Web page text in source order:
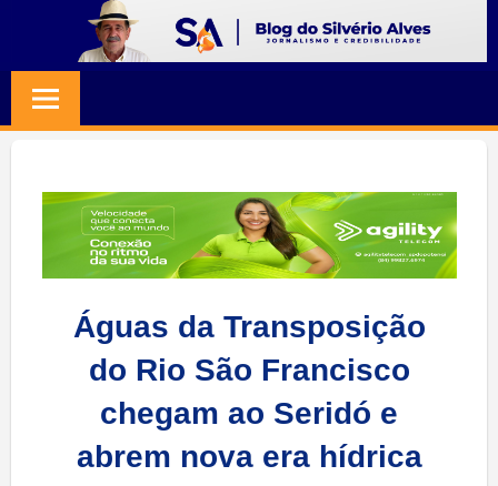
content
SILVERIO
ALVES
Jornalismo
Credibilidade
Águas da Transposição
do Rio São Francisco
chegam ao Seridó e
abrem nova era hídrica